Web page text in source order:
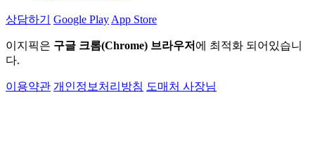
상담하기 Google Play App Store
이지픽은 구글 크롬(Chrome) 브라우저 에 최적화 되어있습니
다.
이용약관 개인정보처리방침 도매처 사장님